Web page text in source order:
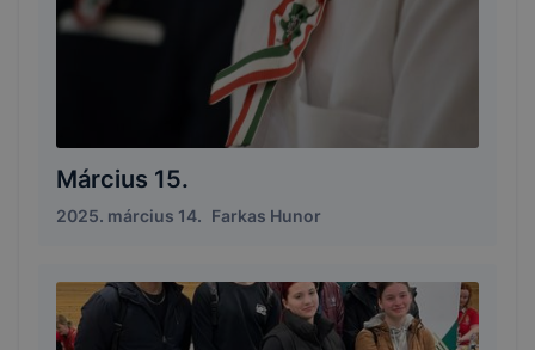
Március 15.
2025. március 14. Farkas Hunor